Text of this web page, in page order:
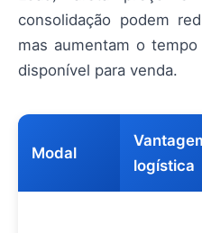
consolidação podem
mas aumentam o
disponível para venda.
Modal
logística